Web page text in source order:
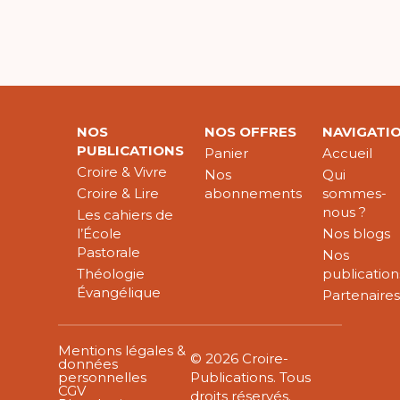
NOS
PUBLICATIONS
Croire & Vivre
Croire & Lire
Les cahiers de
l’École
Pastorale
Théologie
Évangélique
NOS OFFRES
Panier
Nos
abonnements
Accueil
Qui
sommes-
nous ?
Nos blogs
Nos
Partenaires
Mentions légales &
données
personnelles
CGV
© 2026 Croire-
Publications. Tous
droits réservés.